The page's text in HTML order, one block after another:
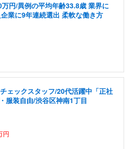
円/異例の平均年齢33.8歳 業界に
業に9年連続選出 柔軟な働き方
ェックスタッフ/20代活躍中「正社
服装自由/渋谷区神南1丁目
円